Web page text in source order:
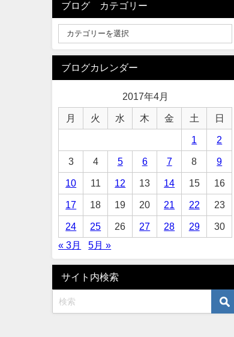
ブログ カテゴリー
ブログカレンダー
2017年4月
月 火 水 木 金 土 日
1 2
3 4 5 6 7 8 9
10 11 12 13 14 15 16
17 18 19 20 21 22 23
24 25 26 27 28 29
30
« 3月
5月 »
サイト内検索